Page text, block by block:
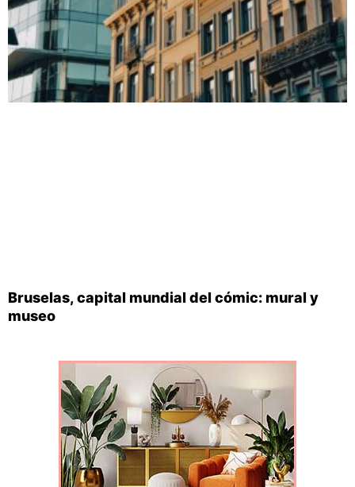
Bruselas, capital mundial del cómic: mural y
museo